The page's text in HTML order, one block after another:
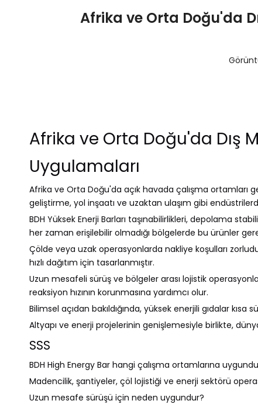
Afrika ve Orta Doğu'da
Afrika ve Orta Doğu'da Dış
Uygulamaları
Afrika ve Orta Doğu'da açık havada çalışma ortamları
geliştirme, yol inşaatı ve uzaktan ulaşım gibi
BDH Yüksek Enerji Barları taşınabilirlikleri, depolama
her zaman erişilebilir olmadığı bölgelerde bu ürünler
Çölde veya uzak operasyonlarda nakliye koşulları
hızlı dağıtım için tasarlanmıştır.
Uzun mesafeli sürüş ve bölgeler arası lojistik
reaksiyon hızının korunmasına yardımcı olur.
Bilimsel açıdan bakıldığında, yüksek enerjili gıdalar
Altyapı ve enerji projelerinin genişlemesiyle birlikte,
SSS
BDH High Energy Bar hangi çalışma ortamlarına
Madencilik, şantiyeler, çöl lojistiği ve enerji sektörü
Uzun mesafe sürüşü için neden uygundur?